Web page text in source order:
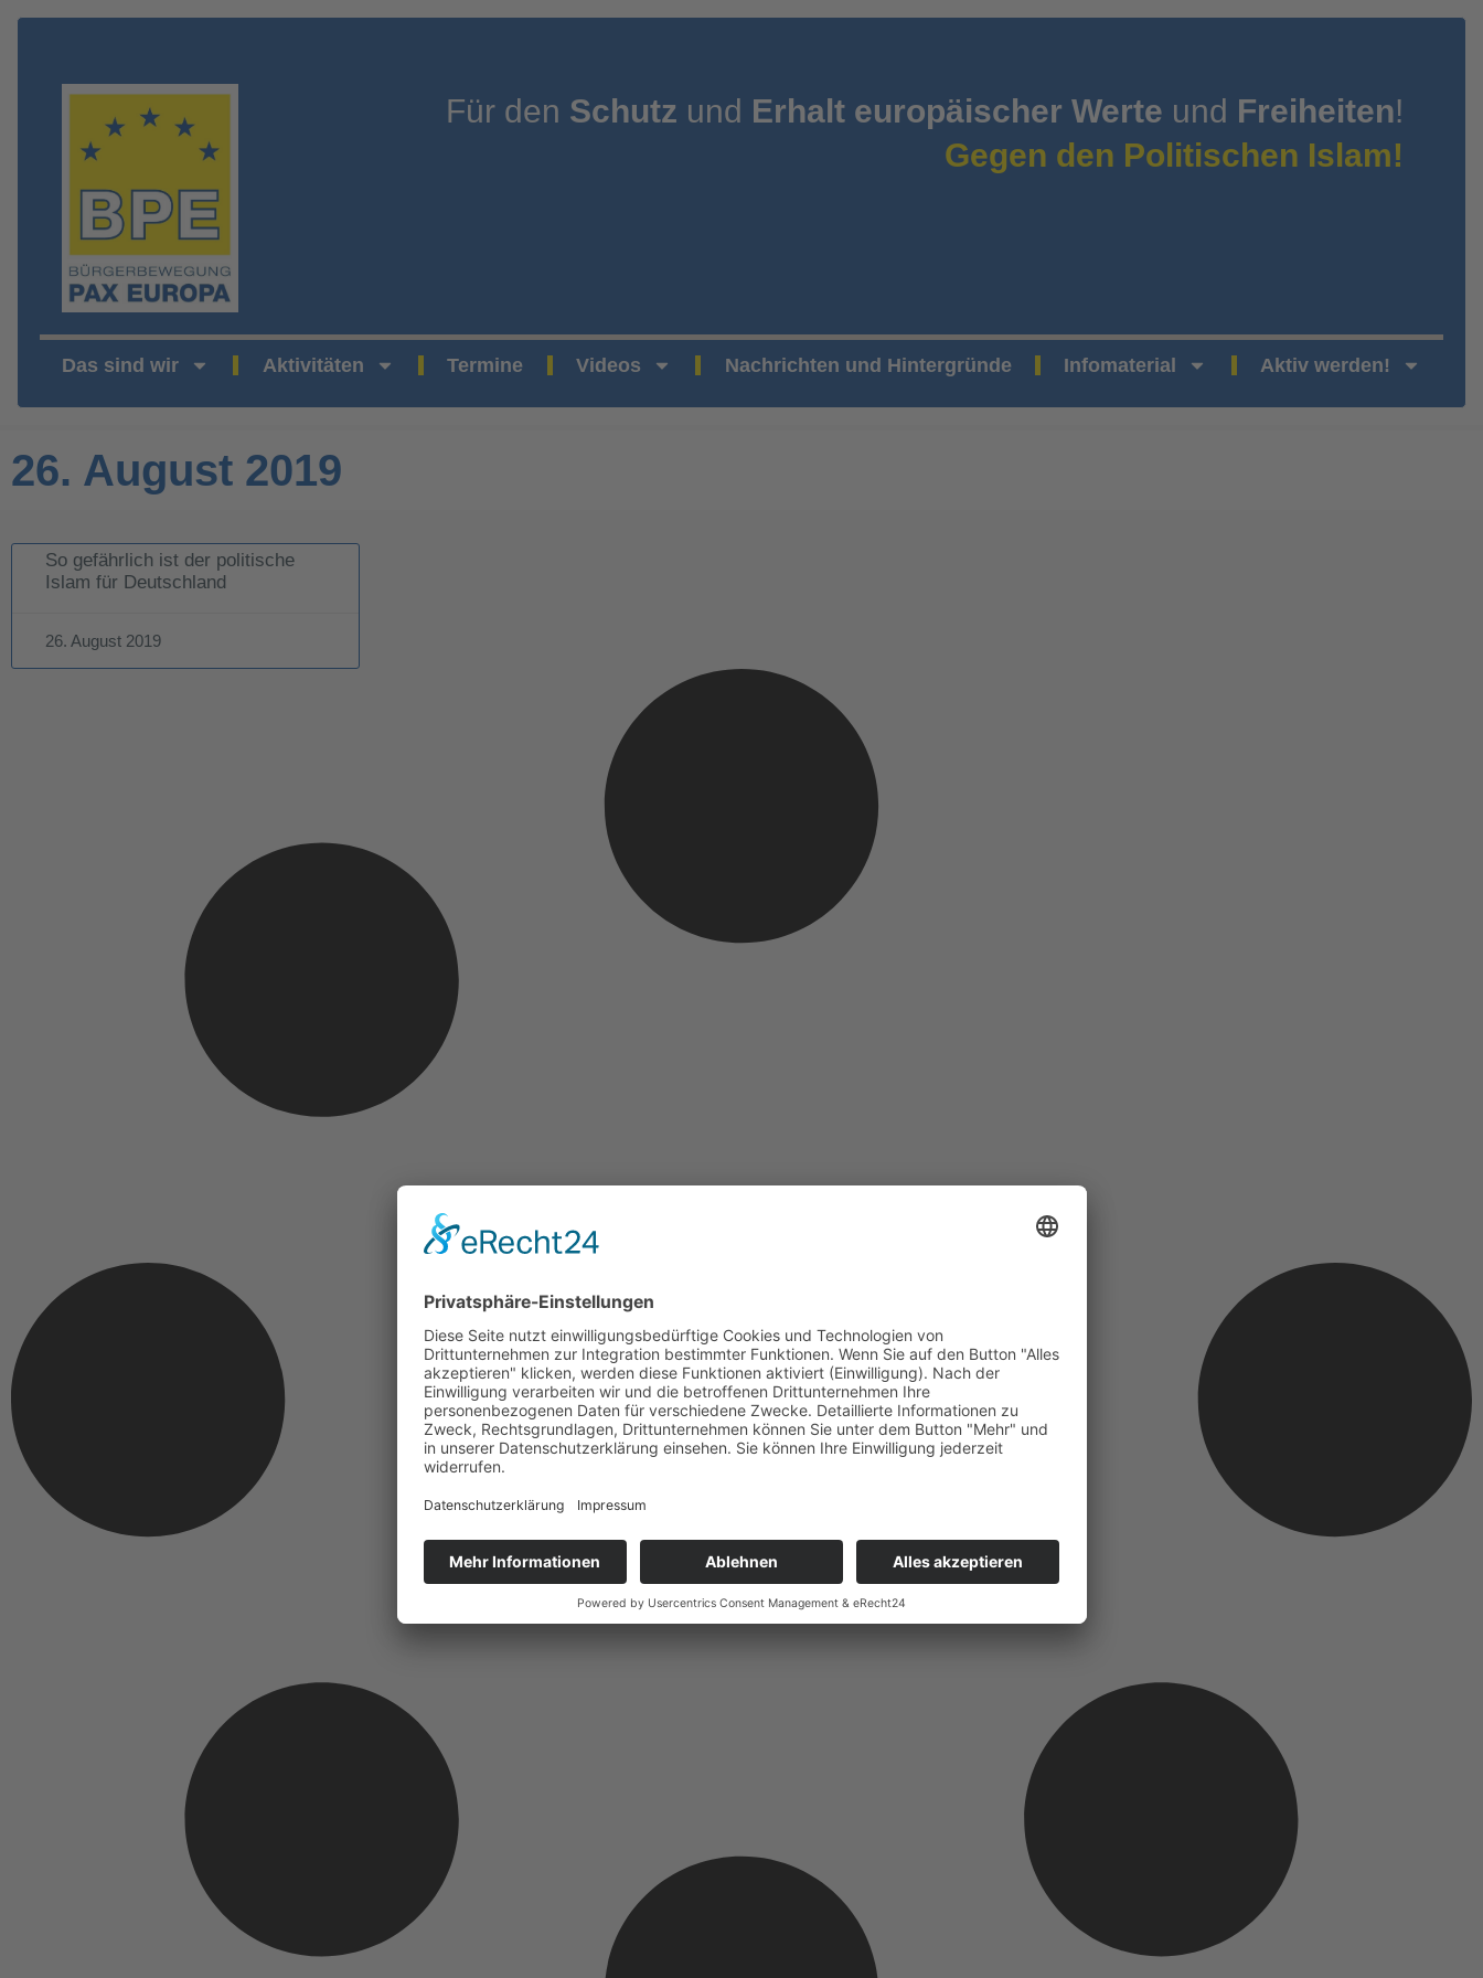
Für den Schutz und Erhalt europäischer Werte und Freiheiten!
Gegen den Politischen Islam!
Das sind wir Aktivitäten Termine Videos Nachrichten und Hintergründe Infomaterial Aktiv werden!
26. August 2019
So gefährlich ist der politische
Islam für Deutschland
26. August 2019